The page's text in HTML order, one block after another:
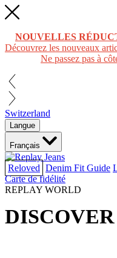
NOUVELLES
Découvrez les nouveaux
Ne passez pas à
Switzerland
Langue
Français
Reloved Denim Fit Guide
Carte de fidélité
REPLAY WORLD
DISCOVER